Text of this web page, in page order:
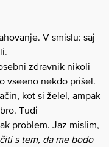
V smislu: saj
zdravnik nikoli
vseeno nekdo prišel.
kot si želel, ampak
Tudi
problem. Jaz mislim,
s tem, da me bodo